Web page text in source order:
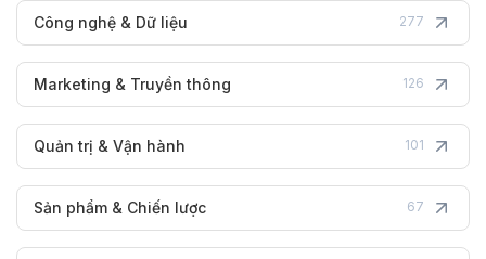
Công nghệ & Dữ liệu 277
Marketing & Truyền thông 126
Quản trị & Vận hành 101
Sản phẩm & Chiến lược 67